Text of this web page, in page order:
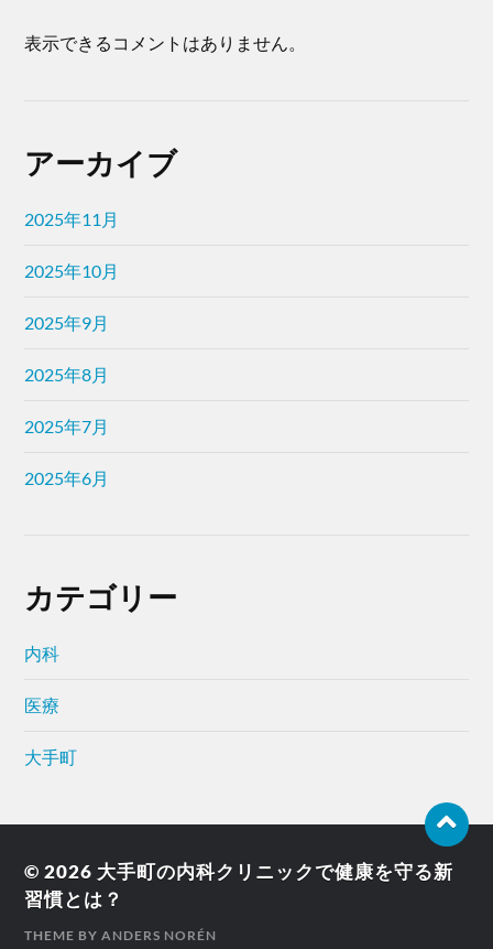
表示できるコメントはありません。
アーカイブ
2025年11月
2025年10月
2025年9月
2025年8月
2025年7月
2025年6月
カテゴリー
内科
医療
大手町
© 2026 大手町の内科クリニックで健康を守る新
習慣とは？
THEME BYANDERS NORÉN